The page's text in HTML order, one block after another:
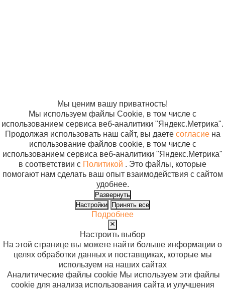
Мы ценим вашу приватность!
Мы используем файлы Cookie, в том числе с
использованием сервиса веб-аналитики "Яндекс.Метрика".
Продолжая использовать наш сайт, вы даете согласиена
использование файлов cookie, в том числе с
использованием сервиса веб-аналитики "Яндекс.Метрика"
в соответствии с Политикой . Это файлы, которые
помогают нам сделать ваш опыт взаимодействия с сайтом
удобнее.
Развернуть
Настройки
Принять все
Подробнее
Настроить выбор
На этой странице вы можете найти больше информации о
целях обработки данных и поставщиках, которые мы
используем на наших сайтах
Аналитические файлы cookie Мы используем эти файлы
cookie для анализа использования сайта и улучшения